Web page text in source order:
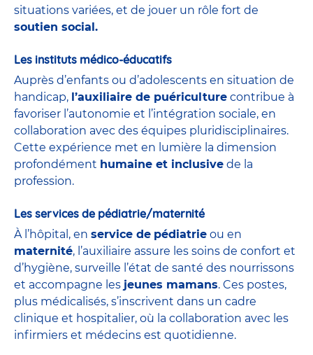
situations variées, et de jouer un rôle fort de
soutien social.
Les instituts médico-éducatifs
Auprès d’enfants ou d’adolescents en situation de
handicap, l’auxiliaire de puériculture contribue à
favoriser l’autonomie et l’intégration sociale, en
collaboration avec des équipes pluridisciplinaires.
Cette expérience met en lumière la dimension
profondément humaine et inclusive de la
profession.
Les services de pédiatrie/maternité
À l’hôpital, en service de pédiatrie ou en
maternité, l’auxiliaire assure les soins de confort et
d’hygiène, surveille l’état de santé des nourrissons
et accompagne les jeunes mamans. Ces postes,
plus médicalisés, s’inscrivent dans un cadre
clinique et hospitalier, où la collaboration avec les
infirmiers et médecins est quotidienne.